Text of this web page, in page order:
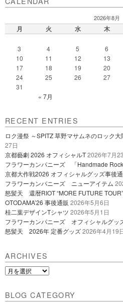
2026年8月
月 火 水 木
3
4 5 6
10
11 12 13
17
18 19 20
24
25 26 27
31
« 7月
RECENT ENTRIES
ロク漫祭 ～SPITZ 草野マサムネのロック
27日
京都藝劇 2026 オフィシャルT2026年7月
フラワーカンパニーズ 「Handmade
京都大作戦2026 オフィシャルグッズ事後
フラワーカンパニーズ ニューアイテム
怒髪天 還暦RIOT “MORE FUTURE
OTODAMA’26 事後通販 2026年5月6日
桂二葉デザインTシャツ 2026年5月1日
フラワーカンパニーズ オフィシャルグッ
怒髪天 2026年 定番グッズ2026年4月19
ARCHIVES
Archives
BLOG CATEGORY